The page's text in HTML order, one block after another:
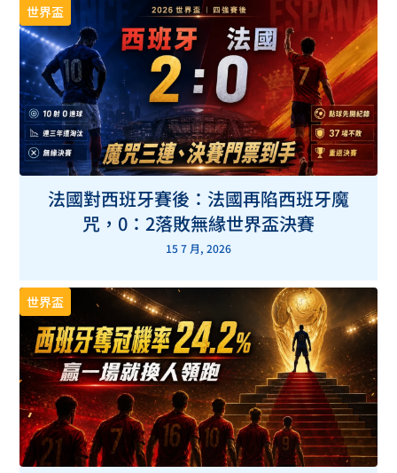
世界盃
法國對西班牙賽後：法國再陷西班牙魔
咒，0：2落敗無緣世界盃決賽
15 7 月, 2026
世界盃